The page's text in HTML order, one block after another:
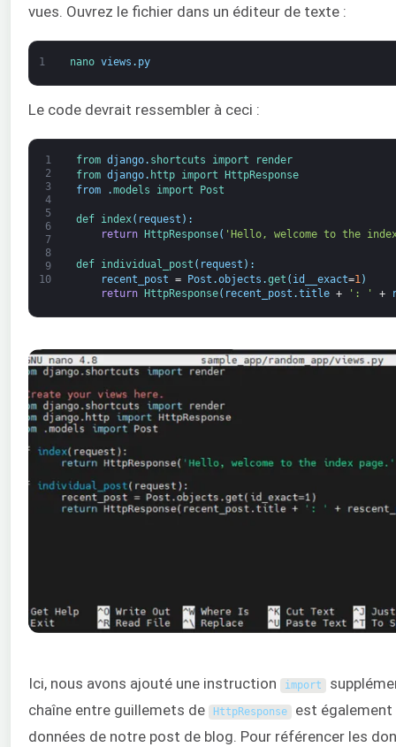
vues. Ouvrez le fichier dans un éditeur de texte :
1 nano views . py
Le code devrait ressembler à ceci :
1
2
3
4
5
6
7
8
9
10
from django. shortcuts import
render
from django. http import
HttpResponse
from
.models import Post
def index( request ) :
return
HttpResponse( 'Hello, welcome to the
def individual_post ( request ) :
recent_post = Post .objects .get ( id__exact=1 )
return
HttpResponse( recent_post .title + ': ' +
Ici, nous avons ajouté une instruction import
chaîne entre guillemets de
HttpResponse est également
données de notre post de blog. Pour référencer les